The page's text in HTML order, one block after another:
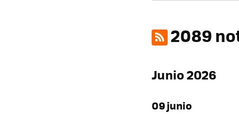
2089
Junio 2026
09 junio